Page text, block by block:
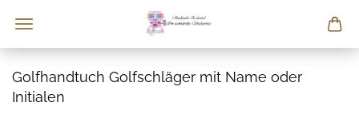
Golfhandtuch Golfschläger mit Name oder
Initialen